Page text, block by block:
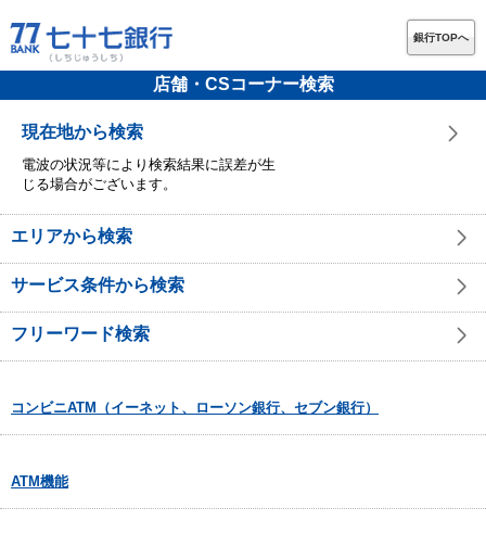
銀行TOPへ
店舗・CSコーナー検索
現在地から検索
電波の状況等により検索結果に誤差が生
じる場合がございます。
エリアから検索
サービス条件から検索
フリーワード検索
コンビニATM（イーネット、ローソン銀行、セブン銀行）
ATM機能